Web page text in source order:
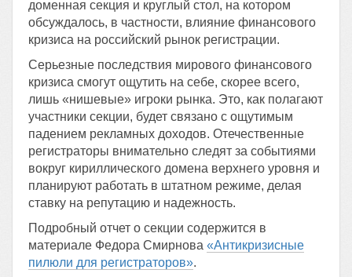
доменная секция и круглый стол, на котором
обсуждалось, в частности, влияние финансового
кризиса на российский рынок регистрации.
Серьезные последствия мирового финансового
кризиса смогут ощутить на себе, скорее всего,
лишь «нишевые» игроки рынка. Это, как полагают
участники секции, будет связано с ощутимым
падением рекламных доходов. Отечественные
регистраторы внимательно следят за событиями
вокруг кириллического домена верхнего уровня и
планируют работать в штатном режиме, делая
ставку на репутацию и надежность.
Подробный отчет о секции содержится в
материале Федора Смирнова «Антикризисные
пилюли для регистраторов».